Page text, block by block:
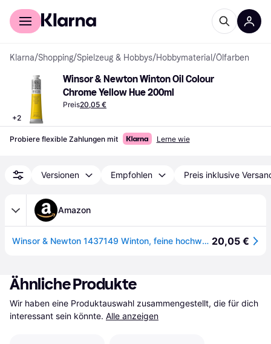
Für Shopper
Klarna/Shopping/Spielzeug & Hobbys/Hobbymaterial /Ölfarben
+2
Winsor & Newton Winton Oil Colour
Chrome Yellow Hue 200ml
Preis20,05 €
Probiere flexible Zahlungen mit Lerne wie
Versionen Empfohlen Preis inklusive
Amazon
Winsor & Newton 1437149 Winton, feine hochwertige Ölfarbe - 200ml Tube mit gleichmäßiger Konsistenz, Lichtbeständig, hohe Deckkraft, Reich an Farbpigmenten - Chrom Gelb Farbton 20,05 €
Ähnliche Produkte
Wir haben eine Produktauswahl zusammengestellt, die für dich
interessant sein könnte. Alle anzeigen